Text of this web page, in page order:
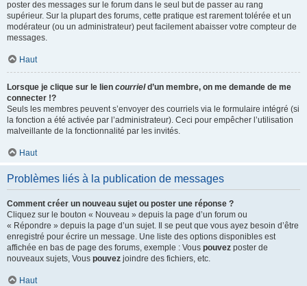
poster des messages sur le forum dans le seul but de passer au rang
supérieur. Sur la plupart des forums, cette pratique est rarement tolérée et un
modérateur (ou un administrateur) peut facilement abaisser votre compteur de
messages.
Haut
Lorsque je clique sur le lien courrield’un membre, on me demande de me
connecter !?
Seuls les membres peuvent s’envoyer des courriels via le formulaire intégré (si
la fonction a été activée par l’administrateur). Ceci pour empêcher l’utilisation
malveillante de la fonctionnalité par les invités.
Haut
Problèmes liés à la publication de messages
Comment créer un nouveau sujet ou poster une réponse ?
Cliquez sur le bouton « Nouveau » depuis la page d’un forum ou
« Répondre » depuis la page d’un sujet. Il se peut que vous ayez besoin d’être
enregistré pour écrire un message. Une liste des options disponibles est
affichée en bas de page des forums, exemple : Vous pouvez poster de
nouveaux sujets, Vous pouvez joindre des fichiers, etc.
Haut